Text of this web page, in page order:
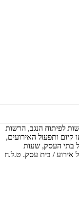
לפיתוח הנגב, הרשות
קיום ותפעול האירועים,
בתי העסק, שעות
אירוע / בית עסק. ט.ל.ח